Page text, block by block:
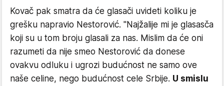
Kovač pak smatra da će glasači uvideti koliku je
grešku napravio Nestorović. "Najžalije mi je glasasča
koji su u tom broju glasali za nas. Mislim da će oni
razumeti da nije smeo Nestorović da donese
ovakvu odluku i ugrozi budućnost ne samo ove
naše celine, nego budućnost cele Srbije. U smislu